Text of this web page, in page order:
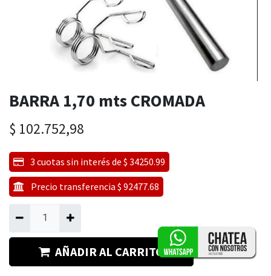
BARRA 1,70 mts CROMADA
$ 102.752,98
3 cuotas sin interés de $ 34250.99
Precio transferencia $ 92477.68
AÑADIR AL CARRITO